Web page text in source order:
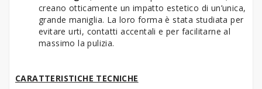
creano otticamente un impatto estetico di un’unica,
grande maniglia. La loro forma è stata studiata per
evitare urti, contatti accentali e per facilitarne al
massimo la pulizia.
CARATTERISTICHE TECNICHE